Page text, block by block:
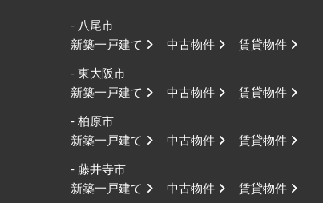
- 八尾市
新築一戸建て
中古物件 賃貸物件
- 東大阪市
新築一戸建て
中古物件 賃貸物件
- 柏原市
新築一戸建て
中古物件 賃貸物件
- 藤井寺市
新築一戸建て
中古物件 賃貸物件